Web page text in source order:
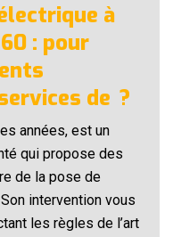
à
: pour
de ?
années, est un
qui propose des
de la pose de
intervention vous
les règles de l’art